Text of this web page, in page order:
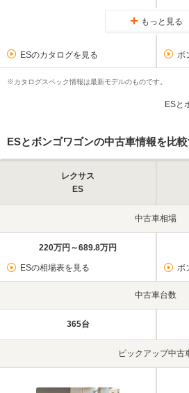
もっと見る
ESのカタログを見る ボ
※カタログスペック情報は最新モデルのものです。
ESと
ESとボンゴワゴンの中古車情報を比
レクサス
ES
中古車相場
220万円～689.8万円
ESの相場表を見る ボ
中古車台数
365台
ピックアップ中古